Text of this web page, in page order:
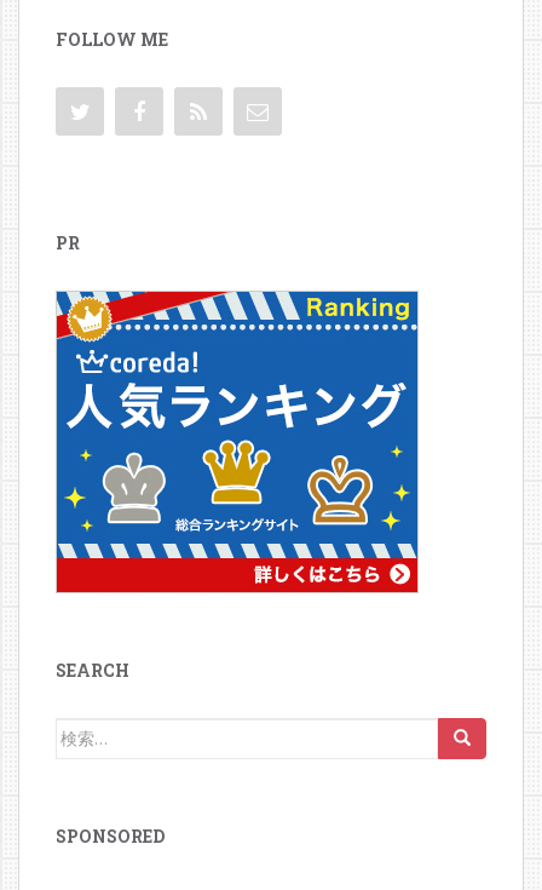
FOLLOW ME
PR
SEARCH
検
SPONSORED